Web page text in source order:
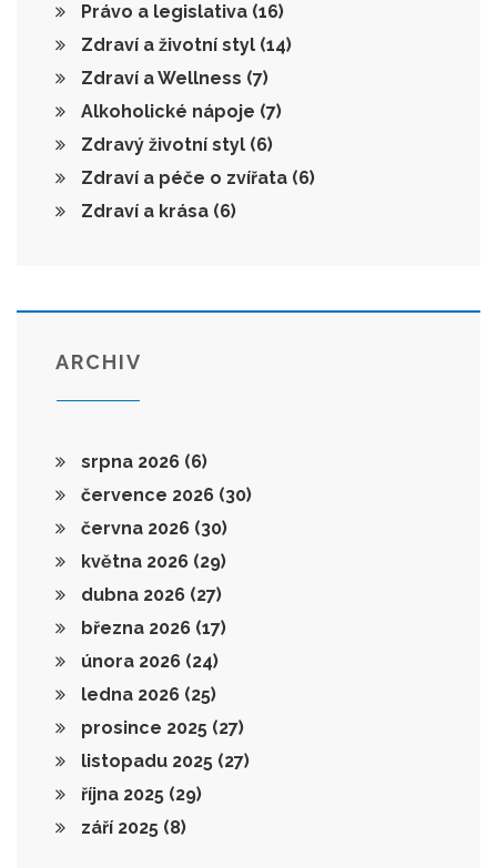
Právo a legislativa (16)
Zdraví a životní styl (14)
Zdraví a Wellness (7)
Alkoholické nápoje (7)
Zdravý životní styl (6)
Zdraví a péče o zvířata (6)
Zdraví a krása (6)
ARCHIV
srpna 2026 (6)
července 2026 (30)
června 2026 (30)
května 2026 (29)
dubna 2026 (27)
března 2026 (17)
února 2026 (24)
ledna 2026 (25)
prosince 2025 (27)
listopadu 2025 (27)
října 2025 (29)
září 2025 (8)